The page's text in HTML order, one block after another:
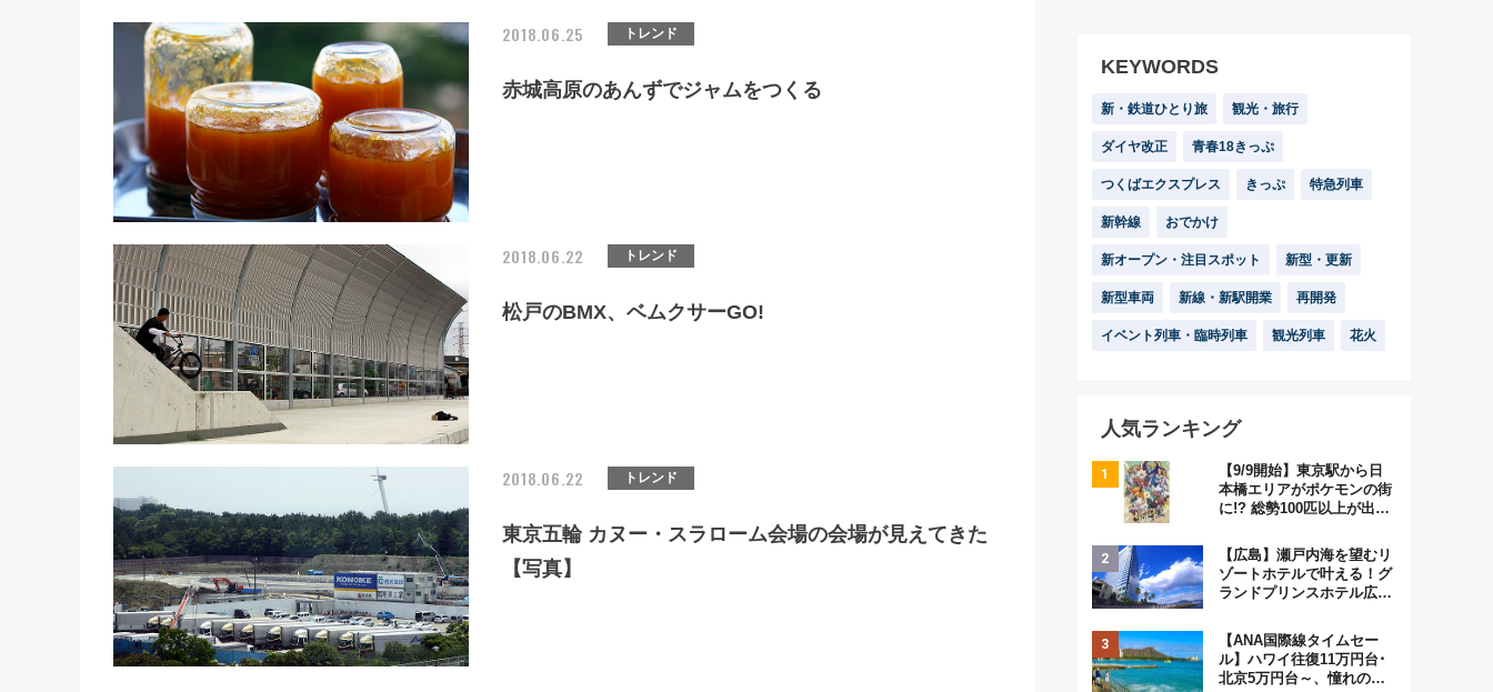
2018.06.25 トレンド
赤城高原のあんずでジャムをつくる
2018.06.22 トレンド
松戸のBMX、ベムクサーGO!
2018.06.22 トレンド
東京五輪 カヌー・スラローム会場の会場が見えてきた
【写真】
KEYWORDS
新・鉄道ひとり旅 観光・旅行
ダイヤ改正 青春18きっぷ
つくばエクスプレス きっぷ 特急列車
新幹線 おでかけ
新オープン・注目スポット 新型・更新
新型車両 新線・新駅開業 再開発
イベント列車・臨時列車 観光列車 花火
人気ランキング
【9/9開始】東京駅から日
本橋エリアがポケモンの街
に!? 総勢100匹以上が出現
格謎解き・グッズ情報まと
め
【広島】瀬戸内海を望むリ
ゾートホテルで叶える！グ
ランドプリンスホテル広島
ジュアルパーティープラン
【ANA国際線タイムセー
ル】ハワイ往復11万円台･
北京5万円台～、憧れのビ